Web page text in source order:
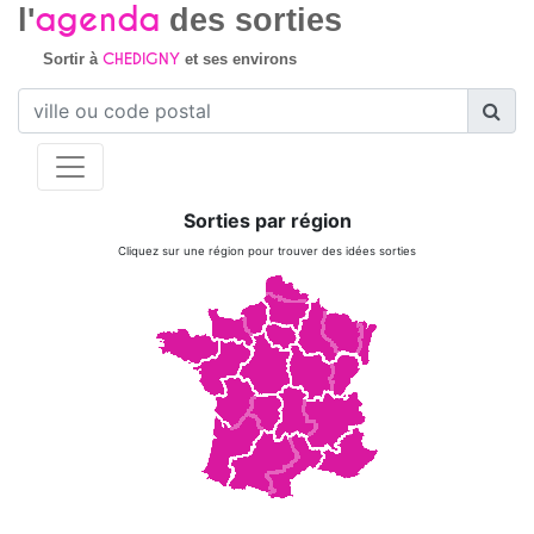
l'agenda des sorties
Sortir à CHEDIGNYet ses environs
Sorties par région
Cliquez sur une région pour trouver des idées sorties